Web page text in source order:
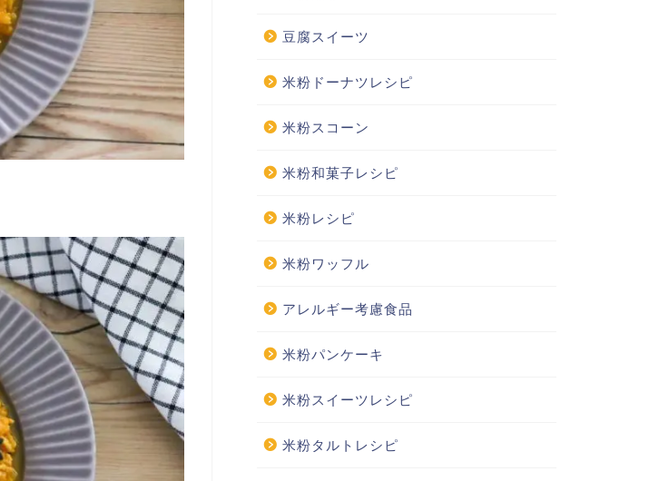
豆腐スイーツ
米粉ドーナツレシピ
米粉スコーン
米粉和菓子レシピ
米粉レシピ
米粉ワッフル
アレルギー考慮食品
米粉パンケーキ
米粉スイーツレシピ
米粉タルトレシピ